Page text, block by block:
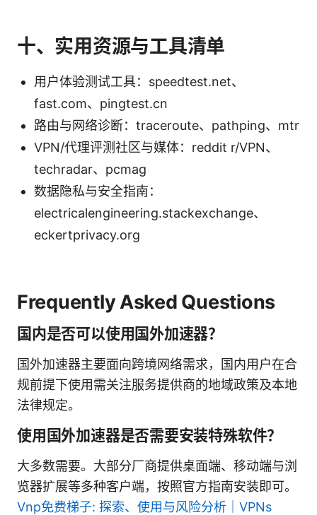
十、实用资源与工具清单
用户体验测试工具：speedtest.net、
fast.com、pingtest.cn
路由与网络诊断：traceroute、pathping、mtr
VPN/代理评测社区与媒体：reddit r/VPN、
techradar、pcmag
数据隐私与安全指南：
electricalengineering.stackexchange、
eckertprivacy.org
Frequently Asked Questions
国内是否可以使用国外加速器？
国外加速器主要面向跨境网络需求，国内用户在合
规前提下使用需关注服务提供商的地域政策及本地
法律规定。
使用国外加速器是否需要安装特殊软件？
大多数需要。大部分厂商提供桌面端、移动端与浏
览器扩展等多种客户端，按照官方指南安装即可。
Vnp免费梯子: 探索、使用与风险分析｜VPNs